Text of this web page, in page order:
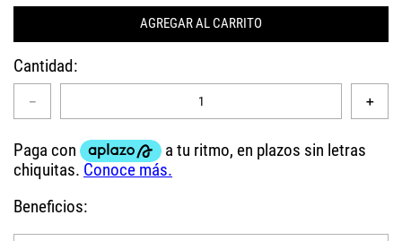
AGREGAR AL CARRITO
Cantidad
＋
－
Beneficios: